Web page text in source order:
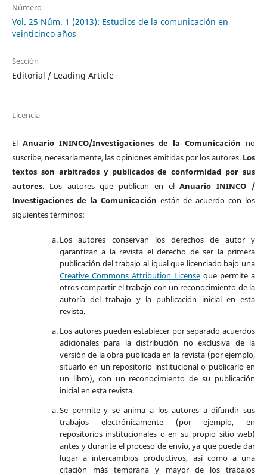
Número
Vol. 25 Núm. 1 (2013): Estudios de la comunicación en
veinticinco años
Sección
Editorial / Leading Article
Licencia
El Anuario ININCO/Investigaciones de la Comunicación no
suscribe, necesariamente, las opiniones emitidas por los autores. Los
textos son arbitrados y publicados de conformidad por sus
autores. Los autores que publican en elAnuario ININCO /
Investigaciones de la Comunicación están de acuerdo con los
siguientes términos:
Los autores conservan los derechos de autor y
garantizan a la revista el derecho de ser la primera
publicación del trabajo al igual que licenciado bajo una
Creative Commons Attribution License que permite a
otros compartir el trabajo con un reconocimiento de la
autoría del trabajo y la publicación inicial en esta
revista.
Los autores pueden establecer por separado acuerdos
adicionales para la distribución no exclusiva de la
versión de la obra publicada en la revista (por ejemplo,
situarlo en un repositorio institucional o publicarlo en
un libro), con un reconocimiento de su publicación
inicial en esta revista.
Se permite y se anima a los autores a difundir sus
trabajos electrónicamente (por ejemplo, en
repositorios institucionales o en su propio sitio web)
antes y durante el proceso de envío, ya que puede dar
lugar a intercambios productivos, así como a una
citación más temprana y mayor de los trabajos